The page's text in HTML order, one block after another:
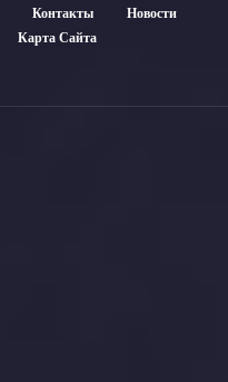
Контакты
Новости
Карта Сайта